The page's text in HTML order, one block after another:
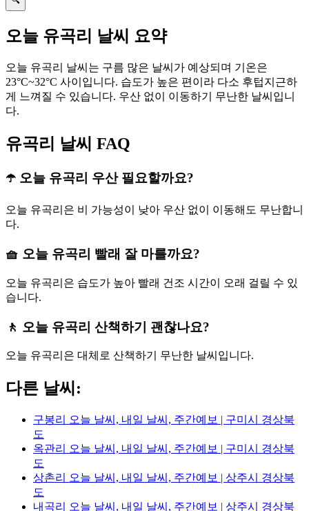
오늘 유곡리 날씨 요약
오늘 유곡리 날씨는 구름 많은 날씨가 예상되며 기온은
23°C~32°C 사이입니다. 습도가 높은 편이라 다소 후텁지근하
게 느껴질 수 있습니다. 우산 없이 이동하기 무난한 날씨입니
다.
유곡리 날씨 FAQ
☂️ 오늘 유곡리 우산 필요할까요?
오늘 유곡리은 비 가능성이 낮아 우산 없이 이동해도 무난합니
다.
🧺 오늘 유곡리 빨래 잘 마를까요?
오늘 유곡리은 습도가 높아 빨래 건조 시간이 오래 걸릴 수 있
습니다.
🚶 오늘 유곡리 산책하기 괜찮나요?
오늘 유곡리은 대체로 산책하기 무난한 날씨입니다.
다른 날씨:
구봉리 오늘 날씨, 내일 날씨, 주간예보 | 구미시 경상북
도
옥관리 오늘 날씨, 내일 날씨, 주간예보 | 구미시 경상북
도
상촌리 오늘 날씨, 내일 날씨, 주간예보 | 상주시 경상북
도
내곡리 오늘 날씨, 내일 날씨, 주간예보 | 상주시 경상북